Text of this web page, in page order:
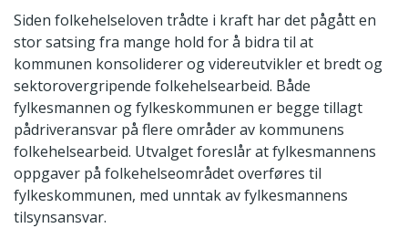
Siden folkehelseloven trådte i kraft har det pågått en
stor satsing fra mange hold for å bidra til at
kommunen konsoliderer og videreutvikler et bredt og
sektorovergripende folkehelsearbeid. Både
fylkesmannen og fylkeskommunen er begge tillagt
pådriveransvar på flere områder av kommunens
folkehelsearbeid. Utvalget foreslår at fylkesmannens
oppgaver på folkehelseområdet overføres til
fylkeskommunen, med unntak av fylkesmannens
tilsynsansvar.